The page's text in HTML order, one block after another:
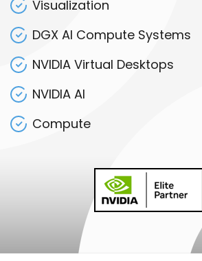
Visualization
DGX AI Compute Systems
NVIDIA Virtual Desktops
NVIDIA AI
Compute